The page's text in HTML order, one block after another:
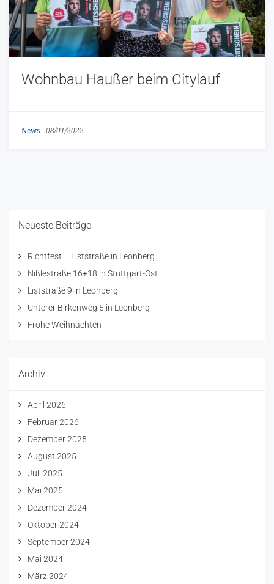
Wohnbau Haußer beim Citylauf
News - 08/01/2022
Neueste Beiträge
Richtfest – Liststraße in Leonberg
Nißlestraße 16+18 in Stuttgart-Ost
Liststraße 9 in Leonberg
Unterer Birkenweg 5 in Leonberg
Frohe Weihnachten
Archiv
April 2026
Februar 2026
Dezember 2025
August 2025
Juli 2025
Mai 2025
Dezember 2024
Oktober 2024
September 2024
Mai 2024
März 2024